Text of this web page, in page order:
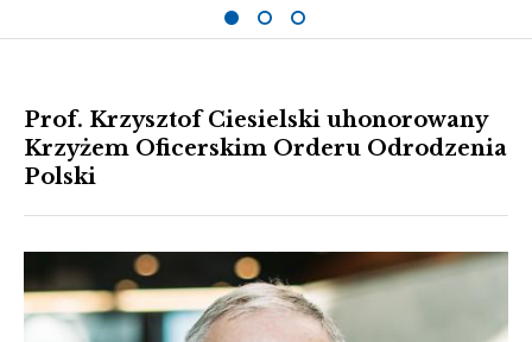
Prof. Krzysztof Ciesielski uhonorowany
Krzyżem Oficerskim Orderu Odrodzenia
Polski